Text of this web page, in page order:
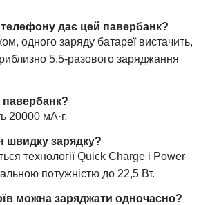
телефону дає цей павербанк?
одного заряду батареї вистачить,
5,5-разового заряджання
павербанк?
20000 мА·г.
швидку зарядку?
технології Quick Charge і Power
потужністю до 22,5 Вт.
можна заряджати одночасно?